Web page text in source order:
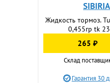
Жидкость тормоз.
0,455гр tk
265 ₽
Склад
Гарантия 30